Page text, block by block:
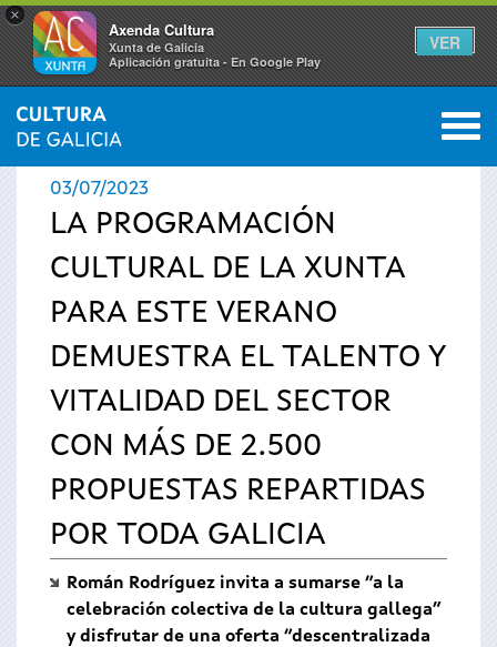
×
Axenda Cultura
Xunta de Galicia
Aplicación gratuíta - En Google Play
VER
Se
encuentra
usted
aquí
INICIO › ACTUALIDAD 0
03/07/2023
LA PROGRAMACIÓN
CULTURAL DE LA XUNTA
PARA ESTE VERANO
DEMUESTRA EL TALENTO Y
VITALIDAD DEL SECTOR
CON MÁS DE 2.500
PROPUESTAS REPARTIDAS
POR TODA GALICIA
Román Rodríguez invita a sumarse “a la
celebración colectiva de la cultura gallega”
y disfrutar de una oferta “descentralizada